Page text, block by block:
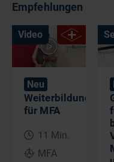
Empfehlungen
Neu
für MFA
11 Min.
MFA
Video